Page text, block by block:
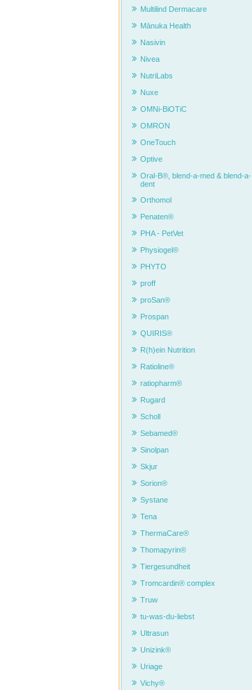
Multilind Dermacare
Mānuka Health
Nasivin
Nivea
NutriLabs
Nuxe
OMNi-BiOTiC
OMRON
OneTouch
Optive
Oral-B®, blend-a-med & blend-a-
dent
Orthomol
Penaten®
PHA - PetVet
Physiogel®
PHYTO
proff
proSan®
Prospan
QUIRIS®
R(h)ein Nutrition
Ratioline®
ratiopharm®
Rugard
Scholl
Sebamed®
Sinolpan
Skjur
Sorion®
Systane
Tena
ThermaCare®
Thomapyrin®
Tiergesundheit
Tromcardin® complex
Truw
tu-was-du-liebst
Ultrasun
Unizink®
Uriage
Vichy®